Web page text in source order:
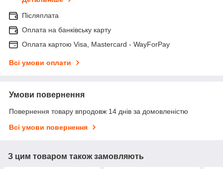
Післяплата
Оплата на банківську карту
Оплата картою Visa, Mastercard - WayForPay
Всі умови оплати
Умови повернення
Повернення товару впродовж 14 днів за домовленістю
Всі умови повернення
З цим товаром також замовляють